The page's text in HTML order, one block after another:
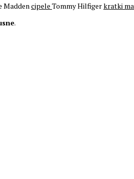
Madden cipele Tommy Hilfigerkratki
.